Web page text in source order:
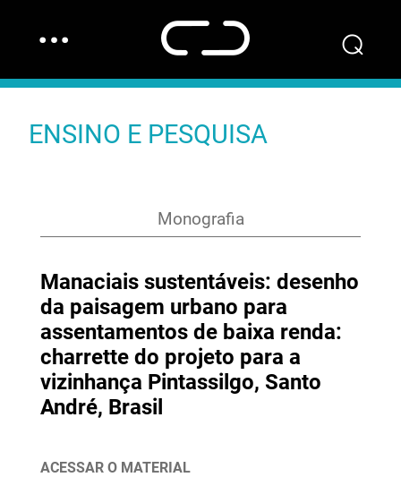
… ⌕
ENSINO E PESQUISA
Monografia
Manaciais sustentáveis: desenho
da paisagem urbano para
assentamentos de baixa renda:
charrette do projeto para a
vizinhança Pintassilgo, Santo
André, Brasil
ACESSAR O MATERIAL